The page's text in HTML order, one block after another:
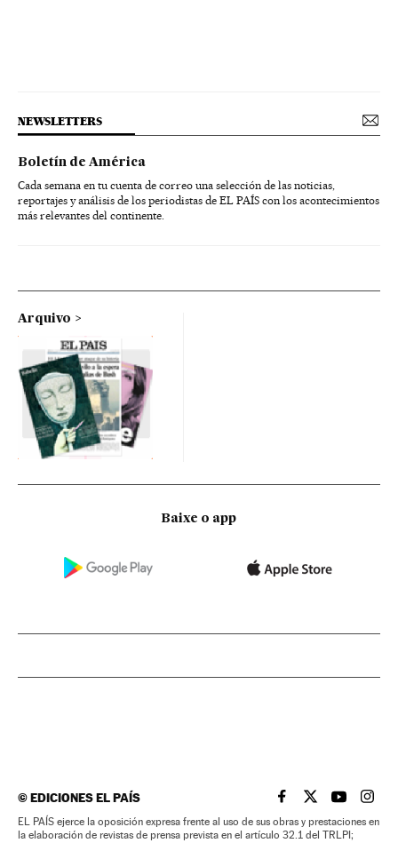
NEWSLETTERS
Boletín de América
Cada semana en tu cuenta de correo una selección de las noticias,
reportajes y análisis de los periodistas de EL PAÍS con los acontecimientos
más relevantes del continente.
Arquivo
Baixe o app
©EDICIONES EL PAÍS EL PAÍS BRASIL EN
EL PAÍSEL PAÍS
EL
EL PAÍS ejerce la oposición expresa frente al uso de sus obras y prestaciones en
la elaboración de revistas de prensa prevista en el artículo 32.1 del TRLPI;